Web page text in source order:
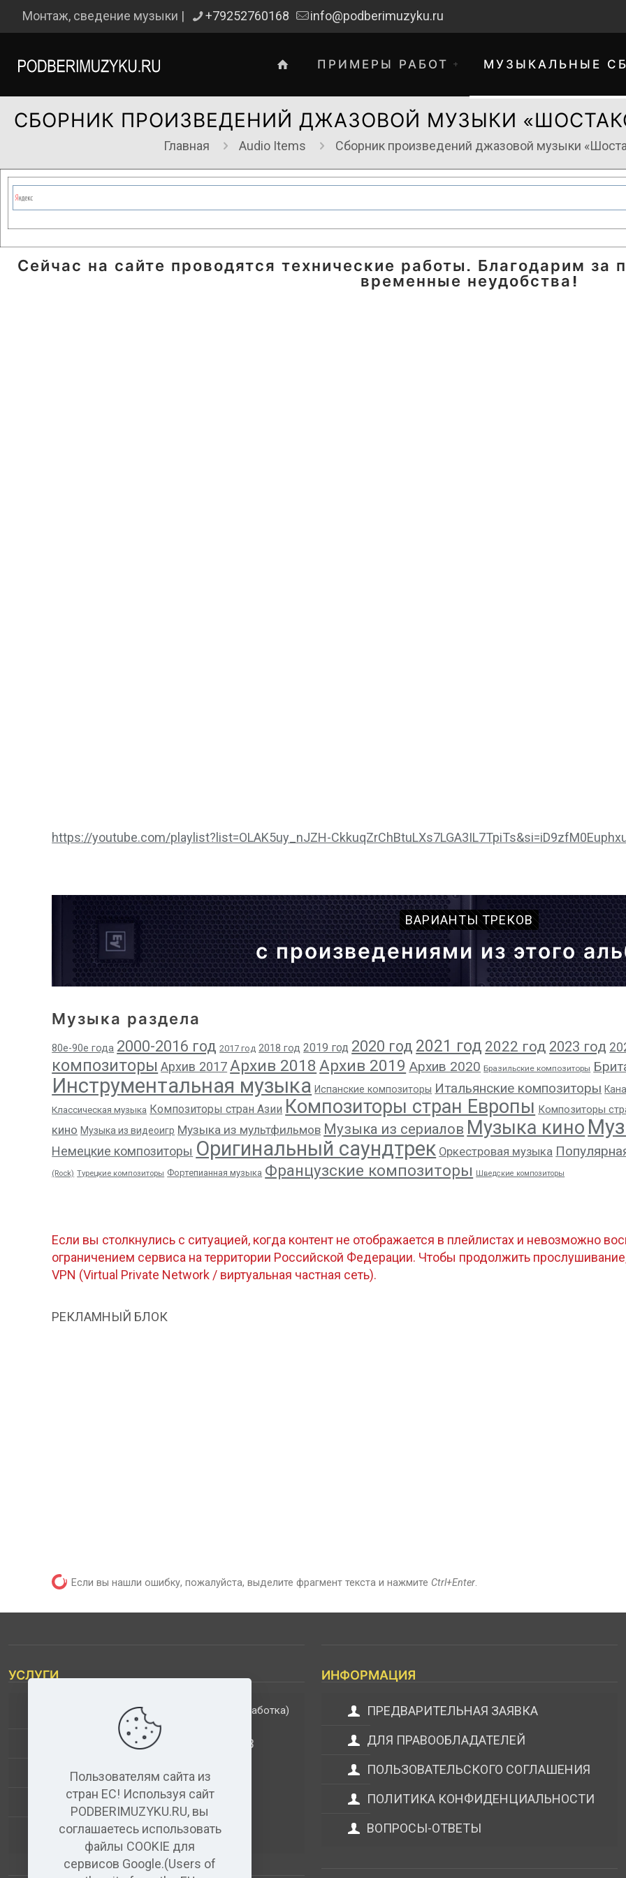
Монтаж, сведение музыки | +79252760168 info@podberimuzyku.ru
ПРИМЕРЫ РАБОТ МУЗЫКАЛЬНЫЕ
СБОРНИК ПРОИЗВЕДЕНИЙ ДЖАЗОВОЙ МУЗЫКИ
Главная Audio Items Сборник произведений джазовой музыки
Сейчас на сайте проводятся технические работы. Благодарим
временные неудобства!
https://youtube.com/playlist?list=OLAK5uy_nJZH-
ВАРИАНТЫ ТРЕКОВ
с произведениями из этого
Музыка раздела
80е-90е года 2000-2016 год 2017 год 2018 год 2019 год 2020 год 2021 год 2022 год 2023 год
композиторы Архив 2017Архив 2018 Архив 2019 Архив 2020 Бразильские композиторы
Инструментальная музыка Испанские композиторы Итальянские композиторы
Классическая музыка Композиторы стран Азии Композиторы стран Европы Композиторы
кино Музыка из видеоигр Музыка из мультфильмов Музыка из сериалов Музыка кино
Немецкие композиторы Оригинальный саундтрек Оркестровая музыка
(Rock) Турецкие композиторы Фортепианная музыка Французские композиторы Шведские композиторы
Если вы столкнулись с ситуацией, когда контент не отображается в плейлистах и невозможно
ограничением сервиса на территории Российской Федерации. Чтобы продолжить
VPN (Virtual Private Network / виртуальная частная сеть).
РЕКЛАМНЫЙ БЛОК
Если вы нашли ошибку, пожалуйста, выделите фрагмент текста и нажмите Ctrl+Enter.
УСЛУГИ
ДОПОЛНИТЕЛЬНЫЕ УСЛУГИ (обработка)
АНАЛИЗ МУЗЫКАЛЬНЫХ ТРЕКОВ
ВИДЕО+АУДИО
УСЛУГИ ЗВУКОЗАПИСИ
АУДИО РЕДАКТОР(бесплатный)
ИНФОРМАЦИЯ
ПРЕДВАРИТЕЛЬНАЯ ЗАЯВКА
ДЛЯ ПРАВООБЛАДАТЕЛЕЙ
ПОЛЬЗОВАТЕЛЬСКОГО СОГЛАШЕНИЯ
ПОЛИТИКА КОНФИДЕНЦИАЛЬНОСТИ
ВОПРОСЫ-ОТВЕТЫ
Пользователям сайта из
стран ЕС! Используя сайт
PODBERIMUZYKU.RU, вы
соглашаетесь использовать
файлы COOKIE для
сервисов Google.(Users of